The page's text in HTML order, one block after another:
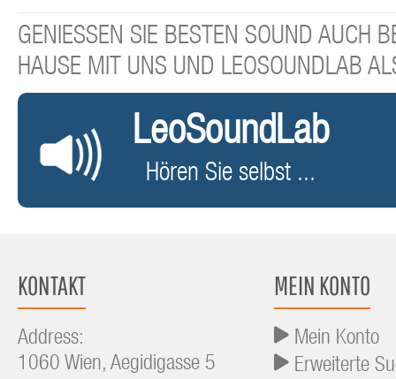
GENIESSEN SIE BESTEN SOUND AUCH
HAUSE MIT UNS UND LEOSOUNDLAB
LeoSoundLab
Hören Sie selbst ...
KONTAKT
Address:
1060 Wien, Aegidigasse 5
MEIN KONTO
Mein Konto
Erweiterte